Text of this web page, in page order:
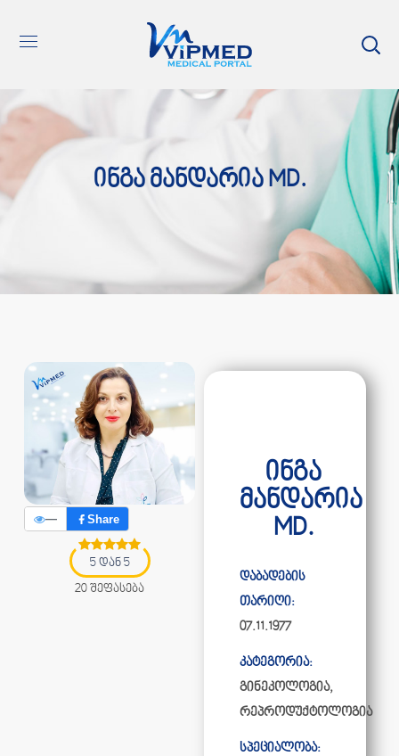
Ინგა Მანდარია MD.
— Share
5 დან 5
20 შეფასება
ინგა
მანდარია
MD.
დაბადების
თარიღი:
07.11.1977
კატეგორია:
გინეკოლოგია,
რეპროდუქტოლოგია
სპეციალობა: